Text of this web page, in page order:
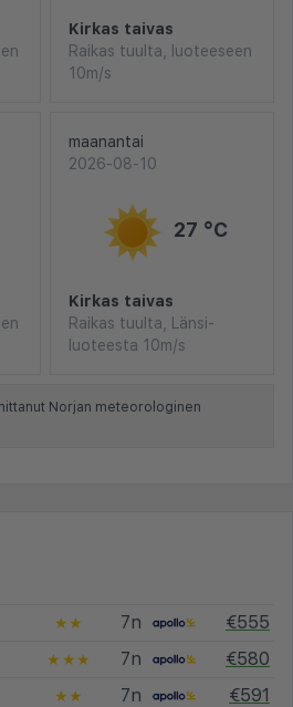
Kirkas taivas
Raikas tuulta, luoteeseen
10m/s
maanantai
2026-08-10
27 °C
Kirkas taivas
Raikas tuulta, Länsi-
luoteesta 10m/s
Norjan meteorologinen
★★ 7n
€555
★★★ 7n
€580
★★ 7n
€591